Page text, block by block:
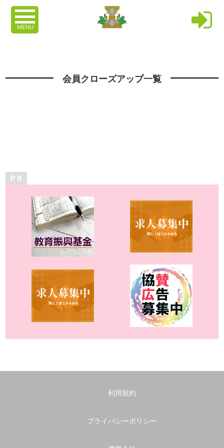
MENU
会員クローズアップ一覧
P R
利用規約
プライバシーポリシー